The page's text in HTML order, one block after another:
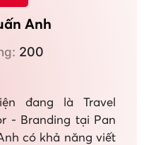
Anh
200
đang là Travel
- Branding tại Pan
có khả năng viết